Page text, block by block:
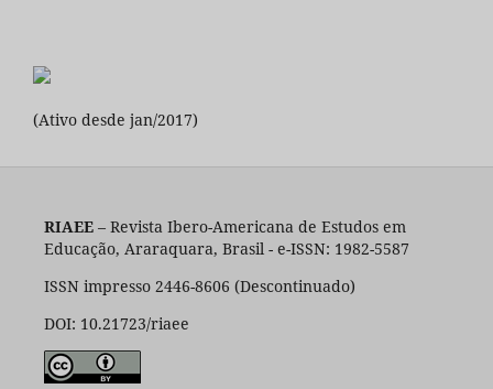
(Ativo desde jan/2017)
RIAEE– Revista Ibero-Americana de Estudos em
Educação, Araraquara, Brasil - e-ISSN: 1982-5587
ISSN impresso 2446-8606 (Descontinuado)
DOI: 10.21723/riaee